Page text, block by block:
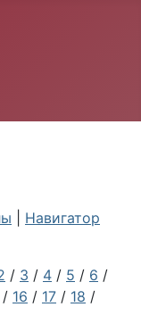
Навигатор
/ 3 / 4 / 5 / 6 /
/ 16 / 17 / 18 /